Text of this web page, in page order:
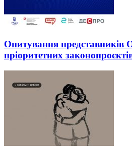
Опитування
пріоритетних законопроєктів